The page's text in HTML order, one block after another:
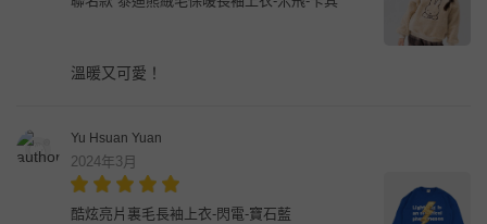
溫暖又可愛！
Yu Hsuan Yuan
2024年3月
酷炫亮片裏毛長袖上衣-閃電-寶石藍